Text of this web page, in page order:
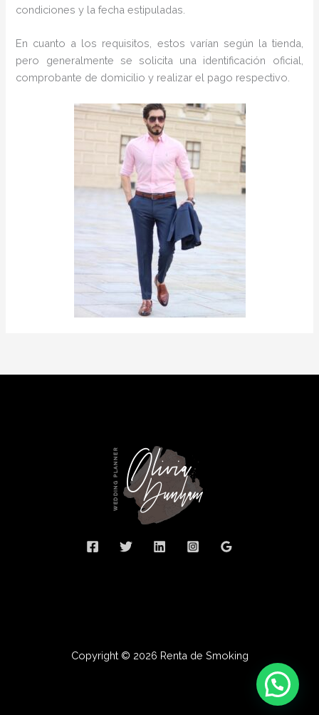
condiciones y la fecha estipuladas.
En cuanto a los requisitos, estos varían según la tienda,
pero generalmente se solicita una identificación oficial,
comprobante de domicilio y realizar el pago respectivo.
Copyright © 2026 Renta de Smoking